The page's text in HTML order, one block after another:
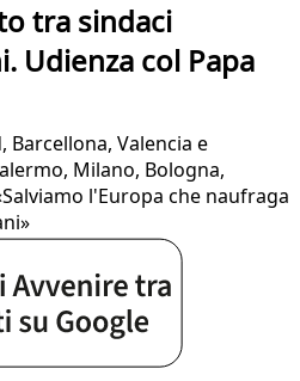
tra sindaci
Udienza col Papa
Valencia e
Milano, Bologna,
l'Europa che naufraga